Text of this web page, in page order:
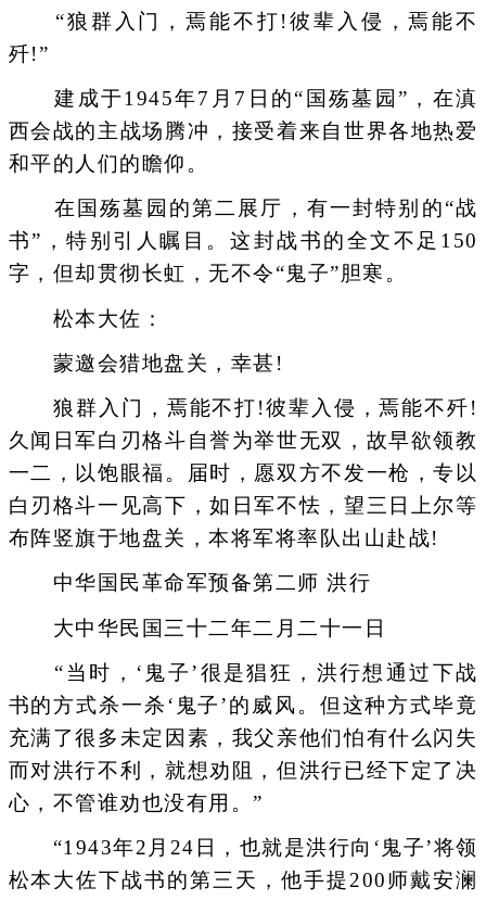
“狼群入门，焉能不打!彼辈入侵，焉能不
歼!”
建成于1945年7月7日的“国殇墓园”，在滇
西会战的主战场腾冲，接受着来自世界各地热爱
和平的人们的瞻仰。
在国殇墓园的第二展厅，有一封特别的“战
书”，特别引人瞩目。这封战书的全文不足150
字，但却贯彻长虹，无不令“鬼子”胆寒。
松本大佐：
蒙邀会猎地盘关，幸甚!
狼群入门，焉能不打!彼辈入侵，焉能不歼!
久闻日军白刃格斗自誉为举世无双，故早欲领教
一二，以饱眼福。届时，愿双方不发一枪，专以
白刃格斗一见高下，如日军不怯，望三日上尔等
布阵竖旗于地盘关，本将军将率队出山赴战!
中华国民革命军预备第二师 洪行
大中华民国三十二年二月二十一日
“当时，‘鬼子’很是猖狂，洪行想通过下战
书的方式杀一杀‘鬼子’的威风。但这种方式毕竟
充满了很多未定因素，我父亲他们怕有什么闪失
而对洪行不利，就想劝阻，但洪行已经下定了决
心，不管谁劝也没有用。”
“1943年2月24日，也就是洪行向‘鬼子’将领
松本大佐下战书的第三天，他手提200师戴安澜